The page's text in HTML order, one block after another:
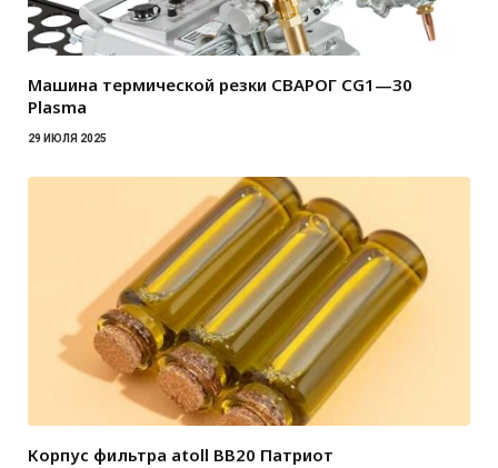
Машина термической резки СВАРОГ CG1—30
Plasma
29 ИЮЛЯ 2025
Корпус фильтра atoll BB20 Патриот